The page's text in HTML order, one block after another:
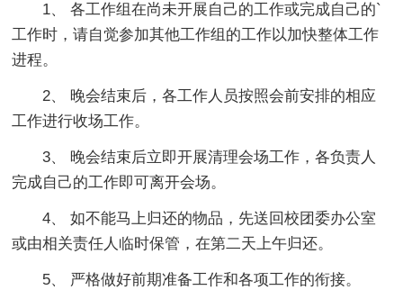
1、 各工作组在尚未开展自己的工作或完成自己的`
工作时，请自觉参加其他工作组的工作以加快整体工作
进程。
2、 晚会结束后，各工作人员按照会前安排的相应
工作进行收场工作。
3、 晚会结束后立即开展清理会场工作，各负责人
完成自己的工作即可离开会场。
4、 如不能马上归还的物品，先送回校团委办公室
或由相关责任人临时保管，在第二天上午归还。
5、 严格做好前期准备工作和各项工作的衔接。